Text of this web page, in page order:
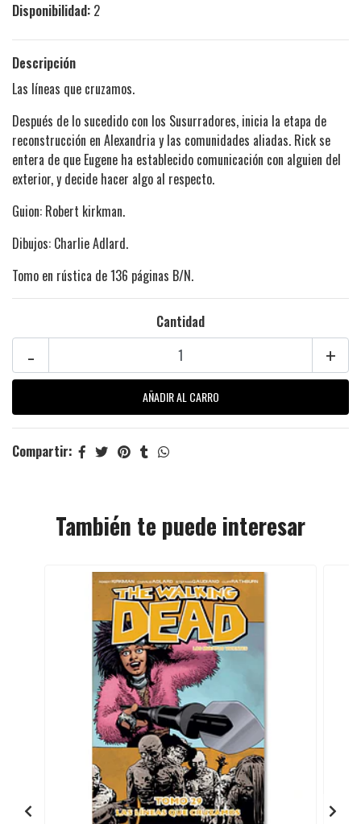
Disponibilidad: 2
Descripción
Las líneas que cruzamos.
Después de lo sucedido con los Susurradores, inicia la etapa de
reconstrucción en Alexandria y las comunidades aliadas. Rick se
entera de que Eugene ha establecido comunicación con alguien del
exterior, y decide hacer algo al respecto.
Guion: Robert kirkman.
Dibujos: Charlie Adlard.
Tomo en rústica de 136 páginas B/N.
Cantidad
+
-
Compartir:
También te puede interesar